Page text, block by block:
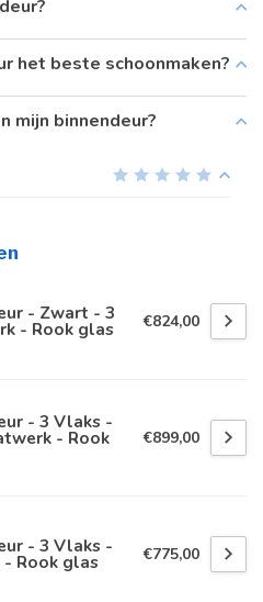
het beste schoonmaken?
mijn binnendeur?
- Zwart - 3
- Rook glas €824,00
- 3 Vlaks -
- Rook €899,00
- 3 Vlaks -
Rook glas €775,00